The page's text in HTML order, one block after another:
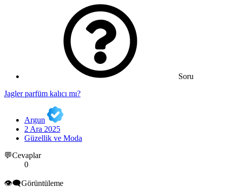
Soru
Jagler parfüm kalıcı mı?
Argun
2 Ara 2025
Güzellik ve Moda
💬Cevaplar
0
👁️‍🗨️Görüntüleme